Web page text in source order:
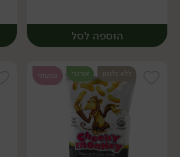
הוספה לסל
ללא גלוטן אורגני טבעוני